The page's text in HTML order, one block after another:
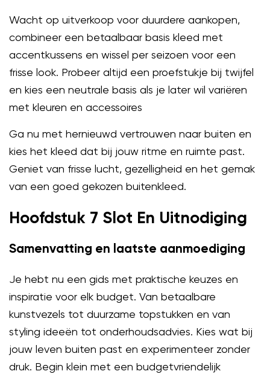
Wacht op uitverkoop voor duurdere aankopen,
combineer een betaalbaar basis kleed met
accentkussens en wissel per seizoen voor een
frisse look. Probeer altijd een proefstukje bij twijfel
en kies een neutrale basis als je later wil variëren
met kleuren en accessoires
Ga nu met hernieuwd vertrouwen naar buiten en
kies het kleed dat bij jouw ritme en ruimte past.
Geniet van frisse lucht, gezelligheid en het gemak
van een goed gekozen buitenkleed.
Hoofdstuk 7 Slot En Uitnodiging
Samenvatting en laatste aanmoediging
Je hebt nu een gids met praktische keuzes en
inspiratie voor elk budget. Van betaalbare
kunstvezels tot duurzame topstukken en van
styling ideeën tot onderhoudsadvies. Kies wat bij
jouw leven buiten past en experimenteer zonder
druk. Begin klein met een budgetvriendelijk